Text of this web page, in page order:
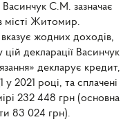
Васинчук С.М. зазначає
Житомир.
жодних доходів,
декларації Васинчук
декларує кредит,
році, та сплачені
232 448 грн (основна
83 024 грн).